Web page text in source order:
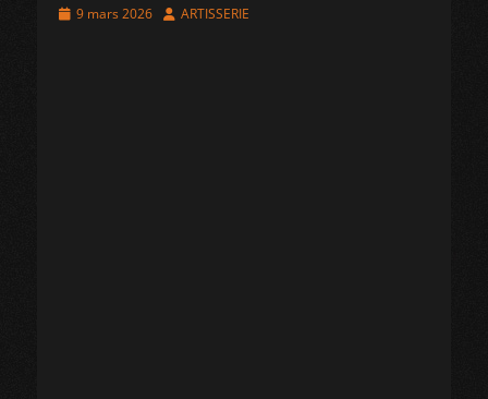
Posted
9 mars 2026 Author
ARTISSERIE